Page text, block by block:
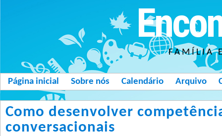
FAMÍLIA
Página inicial Sobre nós Calendário Arquivo
Como desenvolver
conversacionais